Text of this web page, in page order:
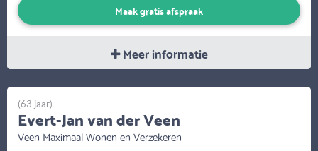
Maak gratis afspraak
Meer informatie
(63 jaar)
Evert-Jan van der Veen
Veen Maximaal Wonen en Verzekeren